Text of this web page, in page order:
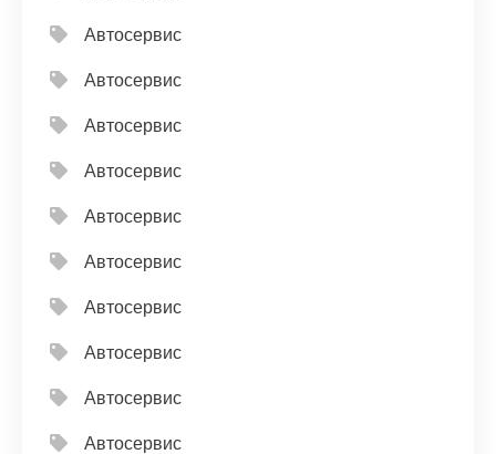
Автосервис
Автосервис
Автосервис
Автосервис
Автосервис
Автосервис
Автосервис
Автосервис
Автосервис
Автосервис